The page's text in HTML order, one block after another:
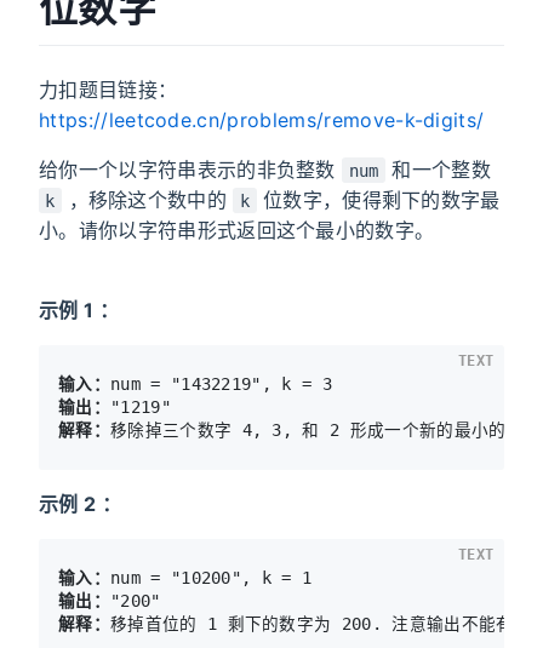
力扣题目链接：
https://leetcode.cn/problems/remove-k-digits/
给你一个以字符串表示的非负整数 num 和一个整数
k ，移除这个数中的 k
位数字，使得剩下的数字最
小。请你以字符串形式返回这个最小的数字。
示例 1 ：
输入：
输出：
解释：
TEXT
示例 2 ：
输入：
输出：
解释：
TEXT